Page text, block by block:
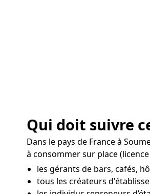
Qui doit suivre
Dans le pays de France à
à consommer sur place
les gérants de bars, cafés,
tous les créateurs